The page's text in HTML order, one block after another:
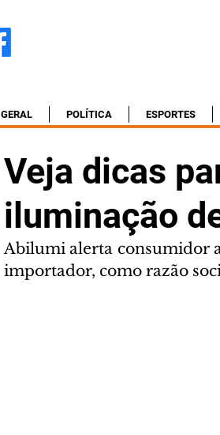
GERAL POLÍTICA ESPORTES
Veja dicas
iluminação
Abilumi alerta consumidor
importador, como razão